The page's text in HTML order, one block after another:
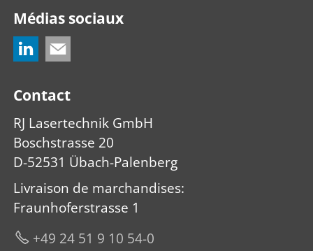
Médias sociaux
Contact
RJ Lasertechnik GmbH
Boschstrasse 20
D-52531 Übach-Palenberg
Livraison de marchandises:
Fraunhoferstrasse 1
+49 24 51 9 10 54-0